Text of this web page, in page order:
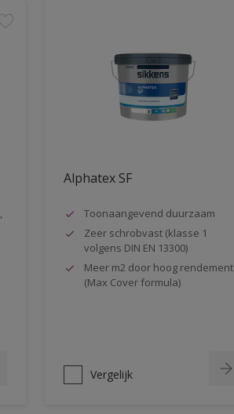
Alphatex SF
Toonaangevend duurzaam
Zeer schrobvast (klasse 1
volgens DIN EN 13300)
Meer m2 door hoog rendement
(Max Cover formula)
Vergelijk